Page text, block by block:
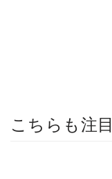
こちらも注目